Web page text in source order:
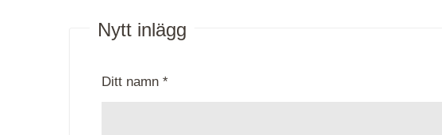
Nytt inlägg
Ditt namn *